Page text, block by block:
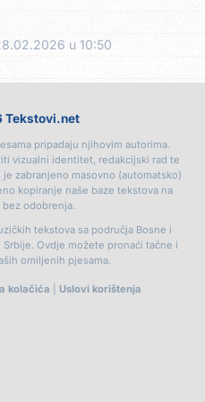
u 10:50
Tekstovi.net
pripadaju njihovim autorima.
vizualni identitet, redakcijski rad te
zabranjeno masovno (automatsko)
kopiranje naše baze tekstova na
odobrenja.
tekstova sa područja Bosne i
Ovdje možete pronaći tačne i
omiljenih pjesama.
kolačića Uslovi korištenja